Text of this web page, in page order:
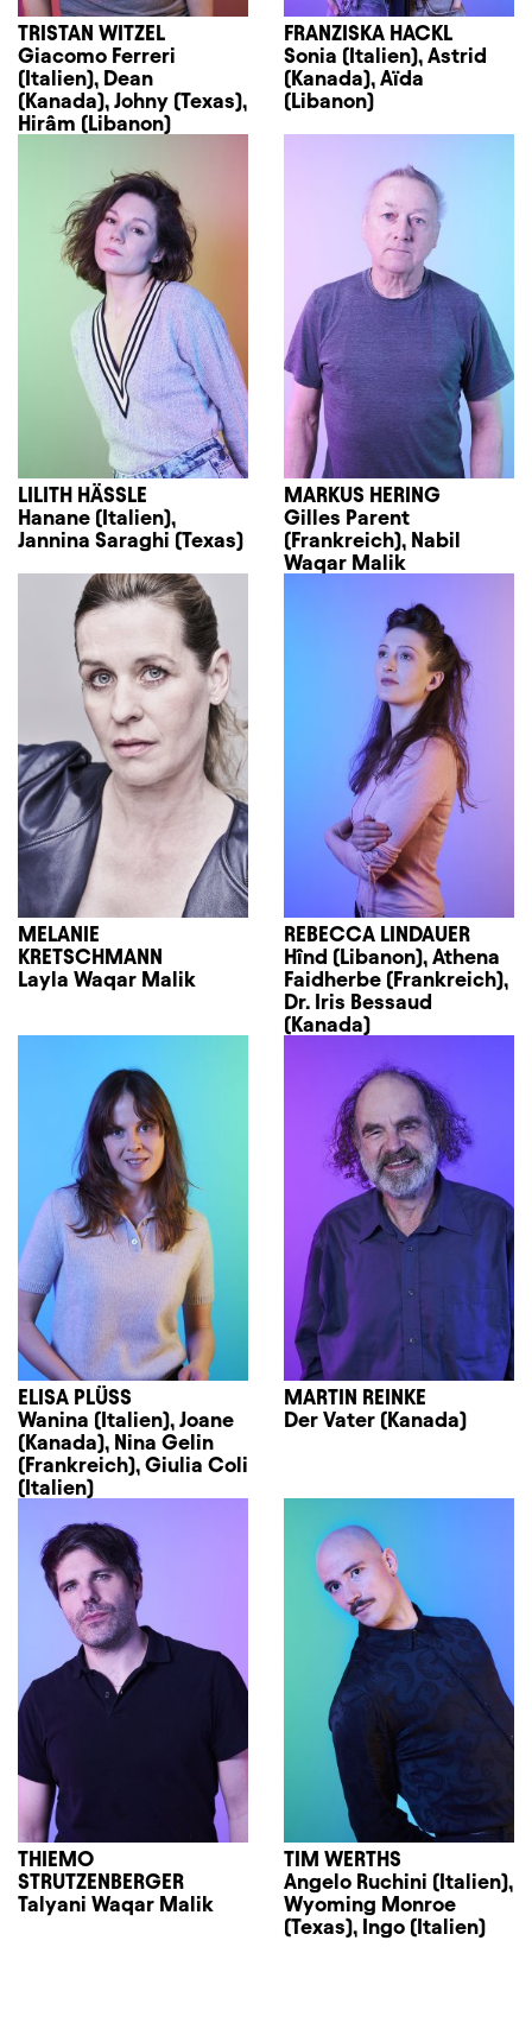
TRISTAN WITZEL
Giacomo Ferreri
(Italien), Dean
(Kanada), Johny (Texas),
Hirâm (Libanon)
FRANZISKA HACKL
Sonia (Italien), Astrid
(Kanada), Aïda
(Libanon)
LILITH HÄSSLE
Hanane (Italien),
Jannina Saraghi (Texas)
MARKUS HERING
Gilles Parent
(Frankreich), Nabil
Waqar Malik
MELANIE
KRETSCHMANN
Layla Waqar Malik
REBECCA LINDAUER
Hînd (Libanon), Athena
Faidherbe (Frankreich),
Dr. Iris Bessaud
(Kanada)
ELISA PLÜSS
Wanina (Italien), Joane
(Kanada), Nina Gelin
(Frankreich), Giulia Coli
(Italien)
MARTIN REINKE
Der Vater (Kanada)
THIEMO
STRUTZENBERGER
Talyani Waqar Malik
TIM WERTHS
Angelo Ruchini (Italien),
Wyoming Monroe
(Texas), Ingo (Italien)